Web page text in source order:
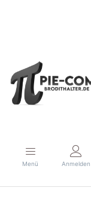
Menü Anmelden